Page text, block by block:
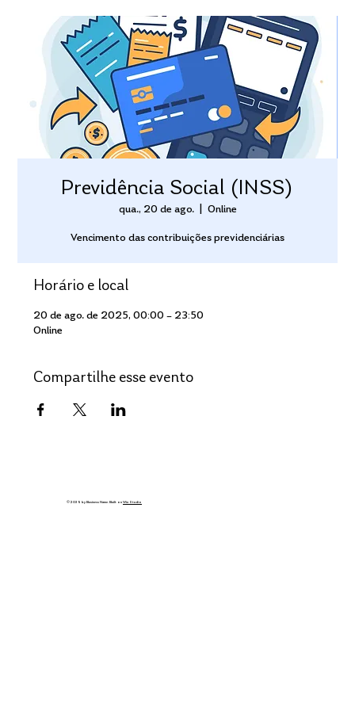
Previdência Social (INSS)
qua., 20 de ago.
  |
Online
Vencimento das contribuições previdenciárias
Horário e local
20 de ago. de 2025, 00:00 – 23:50
Online
Compartilhe esse evento
© 2035 by Business Name. Built on Wix Studio